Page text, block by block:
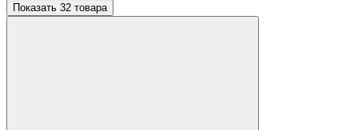
Показать 32 товара